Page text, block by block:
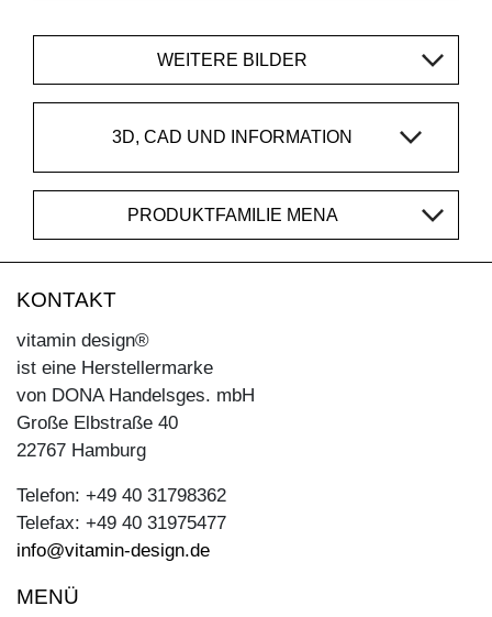
WEITERE BILDER
3D, CAD UND INFORMATION
PRODUKTFAMILIE MENA
KONTAKT
vitamin design®
ist eine Herstellermarke
von DONA Handelsges. mbH
Große Elbstraße 40
22767 Hamburg
Telefon: +49 40 31798362
Telefax: +49 40 31975477
info@vitamin-design.de
MENÜ